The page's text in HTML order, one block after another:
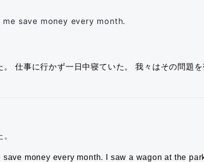
save money every month.
仕事に行かず一日中寝ていた。 我々はその問題
money every month.
I saw a wagon at the